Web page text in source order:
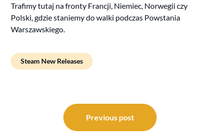
Trafimy tutaj na fronty Francji, Niemiec, Norwegii czy
Polski, gdzie staniemy do walki podczas Powstania
Warszawskiego.
Steam New Releases
navigation
Previous post